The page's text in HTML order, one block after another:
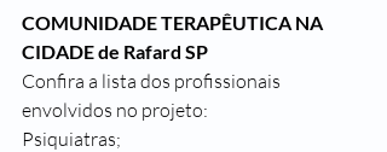
COMUNIDADE TERAPÊUTICA NA
CIDADE de Rafard SP
Confira a lista dos profissionais
envolvidos no projeto:
Psiquiatras;